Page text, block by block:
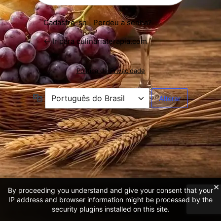
Cadastre-se| Perdeu a senha?
← Ir para culinariaterapia.com
Política de Privacidade
Idioma
By proceeding you understand and give your consent that your
IP address and browser information might be processed by the
security plugins installed on this site.
×